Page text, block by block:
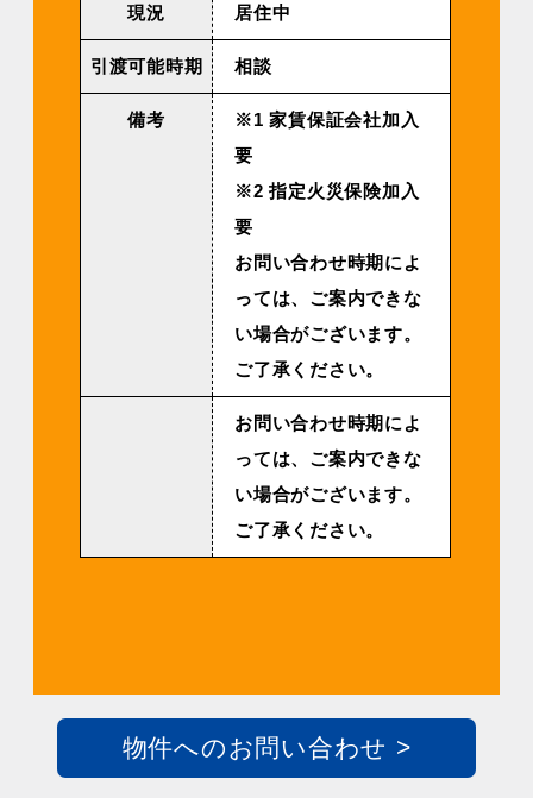
現況 居住中
引渡可能時期 相談
備考
※1 家賃保証会社加入
要
※2 指定火災保険加入
要
お問い合わせ時期によ
っては、ご案内できな
い場合がございます。
ご了承ください。
お問い合わせ時期によ
っては、ご案内できな
い場合がございます。
ご了承ください。
物件へのお問い合わせ >